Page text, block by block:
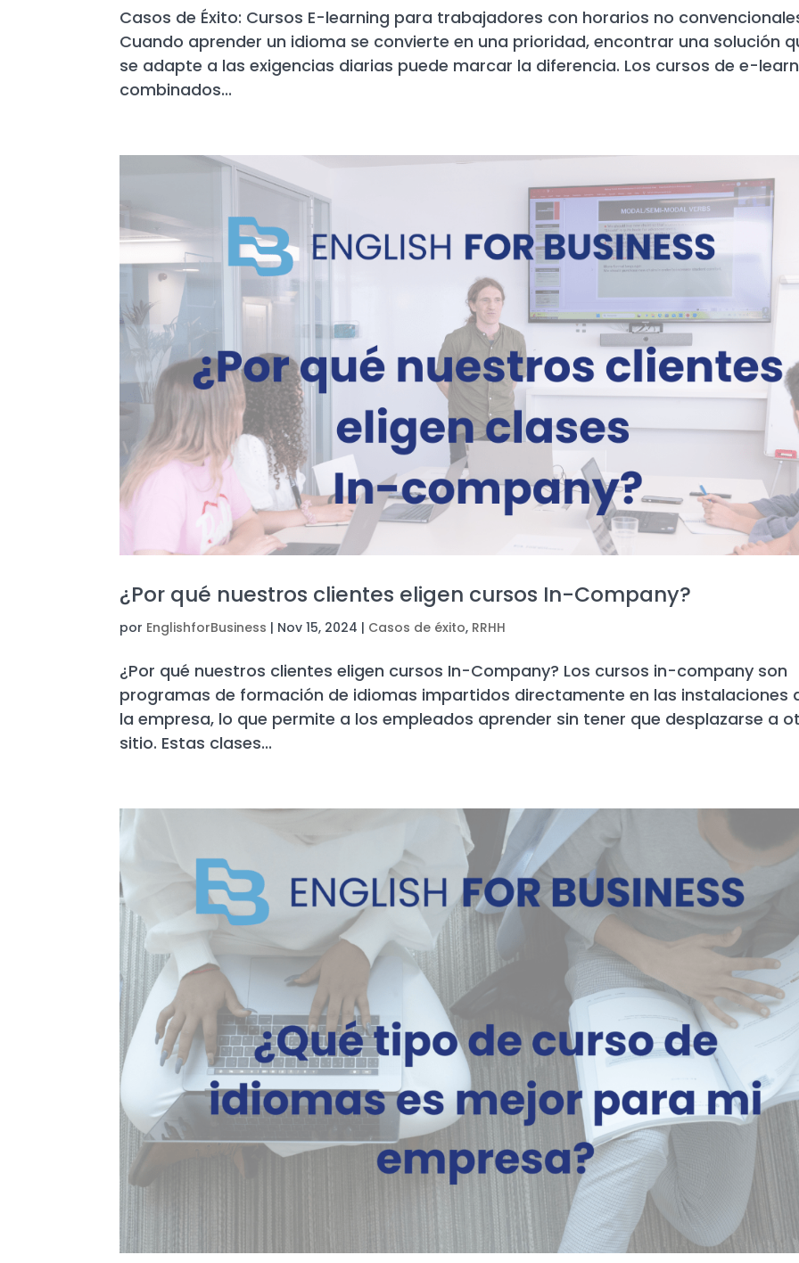
Casos de Éxito: Cursos E-learning para trabajadores con horarios no
Cuando aprender un idioma se convierte en una prioridad, encontrar una solución
se adapte a las exigencias diarias puede marcar la diferencia. Los cursos de e-
combinados...
¿Por qué nuestros clientes eligen cursos In-Company?
por EnglishforBusiness | Nov 15, 2024 | Casos de éxito, RRHH
¿Por qué nuestros clientes eligen cursos In-Company? Los cursos in-company son
programas de formación de idiomas impartidos directamente en las instalaciones
la empresa, lo que permite a los empleados aprender sin tener que desplazarse a
sitio. Estas clases...